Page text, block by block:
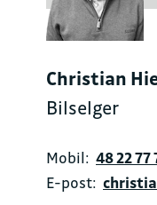
Christian
Bilselger
Mobil: 48 22 77
E-post: